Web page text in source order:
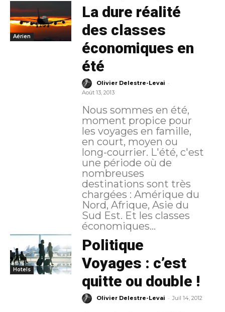
Aérien
La dure réalité
des classes
économiques en
été
Olivier Delestre-Levai -
Août 13, 2013
Nous sommes en été,
moment propice pour
les voyages en famille,
en court, moyen ou
long-courrier. L'été, c'est
une période où de
nombreuses
destinations sont très
chargées : Amérique du
Nord, Afrique, Asie du
Sud Est. Et les classes
économiques...
Hotels
Politique
Voyages : c’est
quitte ou double !
Olivier Delestre-Levai - Juil 14, 2012